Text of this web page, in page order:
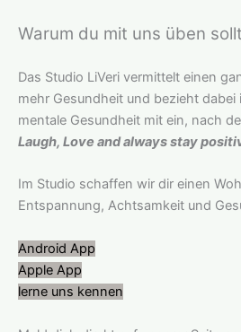
Warum du mit uns üben
Das Studio LiVeri vermittelt einen
mehr Gesundheit und bezieht
mentale Gesundheit mit ein, nach
Laugh, Love and always stay
Im Studio schaffen wir dir einen
Entspannung, Achtsamkeit und
Android App
Apple App
lerne uns kennen